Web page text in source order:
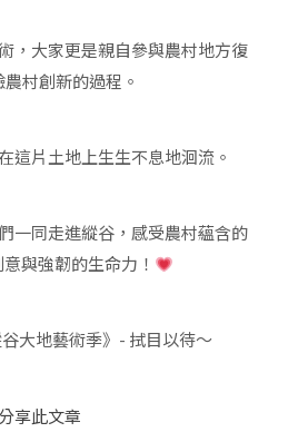
，大家更是親自參與農村地方復
村創新的過程。
這片土地上生生不息地洄流。
一同走進縱谷，感受農村蘊含的
與強韌的生命力！
大地藝術季》- 拭目以待〜
享此文章